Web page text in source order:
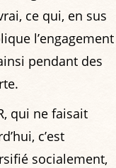
ce qui, en sus
l’engagement
pendant des
qui ne faisait
c’est
socialement,